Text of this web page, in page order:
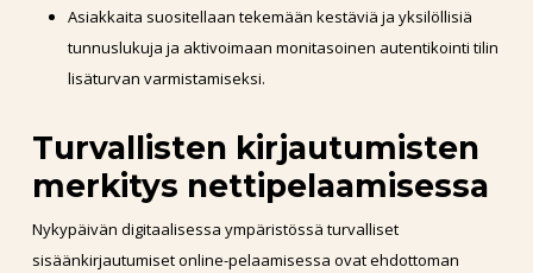
Asiakkaita suositellaan tekemään kestäviä ja yksilöllisiä
tunnuslukuja ja aktivoimaan monitasoinen autentikointi tilin
lisäturvan varmistamiseksi.
Turvallisten kirjautumisten
merkitys nettipelaamisessa
Nykypäivän digitaalisessa ympäristössä turvalliset
sisäänkirjautumiset online-pelaamisessa ovat ehdottoman